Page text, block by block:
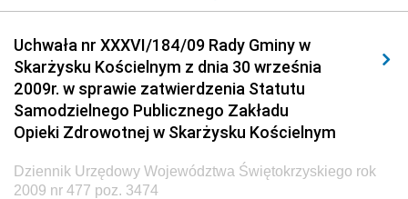
Elektronicznej
Dziennik Urzędowy Ministra Spraw Wewnętrznych i
Administracji
Dziennik Urzędowy Ministra Transportu
Dziennik Urzędowy Ministra Budownictwa
Dziennik Urzędowy Ministra Nauki i Szkolnictwa
Uchwała nr XXXVI/184/09 Rady Gminy w
Skarżysku Kościelnym z dnia 30 września
2009r. w sprawie zatwierdzenia Statutu
Samodzielnego Publicznego Zakładu
Opieki Zdrowotnej w Skarżysku Kościelnym
Dziennik Urzędowy Województwa Świętokrzyskiego rok
2009 nr 477 poz. 3474